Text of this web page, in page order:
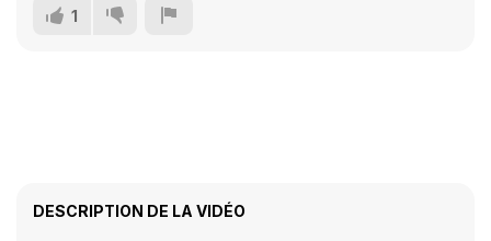
1
DESCRIPTION DE LA VIDÉO